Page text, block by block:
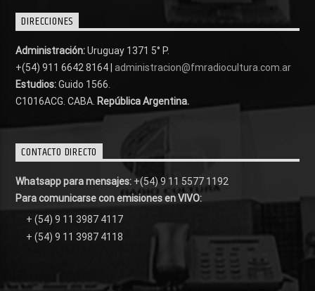
DIRECCIONES
Administración:Uruguay 1371 5° P.
+(54) 911 6642 8164 | administracion@fmradiocultura.com.ar
Estudios:Guido 1566.
C1016ACG. CABA. República Argentina.
CONTACTO DIRECTO
Whatsapp para mensajes: +(54) 9 11 5577 1192
Para comunicarse con emisiones en VIVO:
+ (54) 9 11 3987 4117
+ (54) 9 11 3987 4118